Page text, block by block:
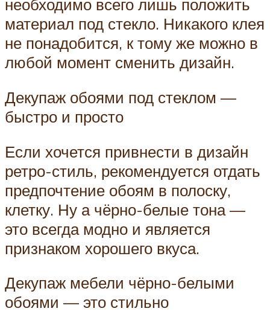
необходимо всего лишь положить
материал под стекло. Никакого клея
не понадобится, к тому же можно в
любой момент сменить дизайн.
Декупаж обоями под стеклом —
быстро и просто
Если хочется привнести в дизайн
ретро-стиль, рекомендуется отдать
предпочтение обоям в полоску,
клетку. Ну а чёрно-белые тона —
это всегда модно и является
признаком хорошего вкуса.
Декупаж мебели чёрно-белыми
обоями — это стильно